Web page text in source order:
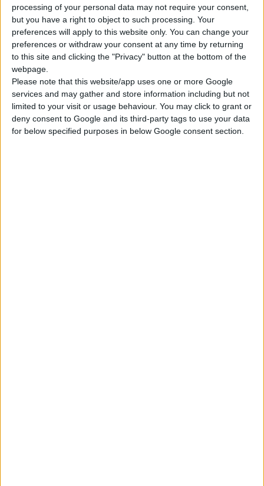
processing of your personal data may not require your consent,
but you have a right to object to such processing. Your
preferences will apply to this website only. You can change your
preferences or withdraw your consent at any time by returning
to this site and clicking the "Privacy" button at the bottom of the
webpage.
Please note that this website/app uses one or more Google
services and may gather and store information including but not
limited to your visit or usage behaviour. You may click to grant or
deny consent to Google and its third-party tags to use your data
for below specified purposes in below Google consent section.